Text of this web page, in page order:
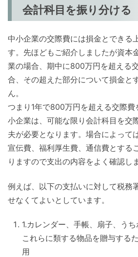
会計科目を振り分ける
中小企業の交際費には損金とできる
す。先ほどもご紹介しましたが資本
業の場合、期中に800万円を超える
合、その超えた部分について損金と
ん。
つまり1年で800万円を超える交際費
小企業は、可能な限り会計科目を交
夫が必要となります。場合によって
宣伝費、福利厚生費、通信費とする
りますので支出の内容をよく確認し
例えば、以下の支払いに対して税務
せなくてよいとしています。
1.カレンダー、手帳、扇子、う
これらに類する物品を贈与する
用